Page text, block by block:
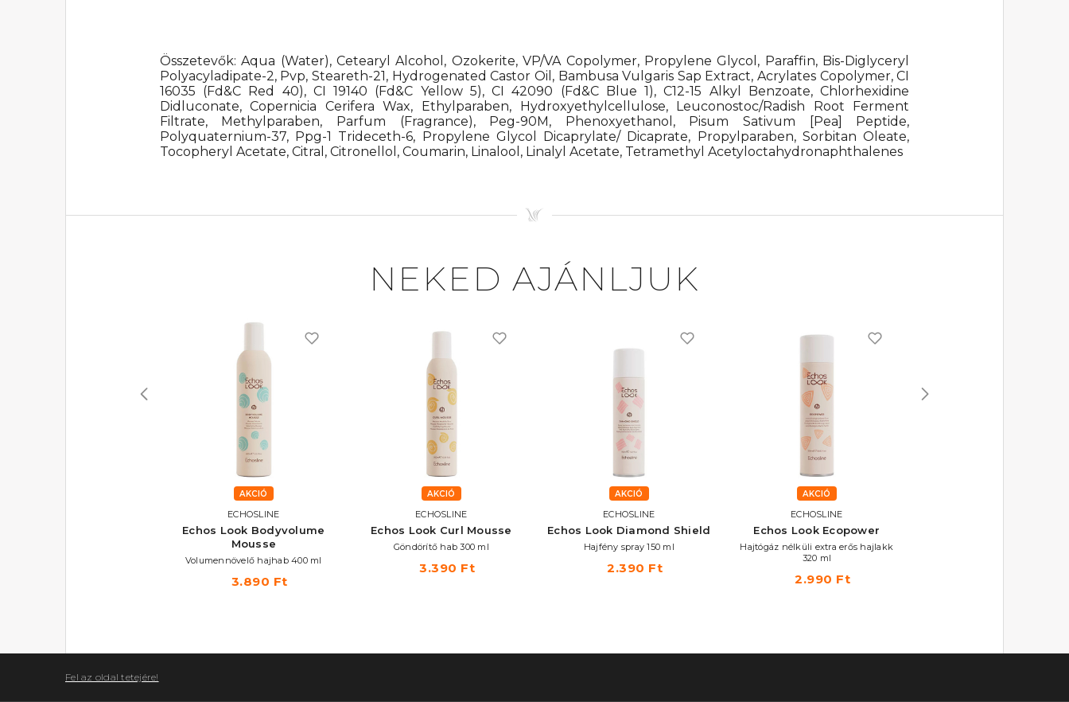
Összetevők: Aqua (Water), Cetearyl Alcohol, Ozokerite, VP/VA Copolymer, Propylene Glycol, Paraffin, Bis-Diglyceryl
Polyacyladipate-2, Pvp, Steareth-21, Hydrogenated Castor Oil, Bambusa Vulgaris Sap Extract, Acrylates Copolymer, CI
16035 (Fd&C Red 40), CI 19140 (Fd&C Yellow 5), CI 42090 (Fd&C Blue 1), C12-15 Alkyl Benzoate, Chlorhexidine
Didluconate, Copernicia Cerifera Wax, Ethylparaben, Hydroxyethylcellulose, Leuconostoc/Radish Root Ferment
Filtrate, Methylparaben, Parfum (Fragrance), Peg-90M, Phenoxyethanol, Pisum Sativum [Pea] Peptide,
Polyquaternium-37, Ppg-1 Trideceth-6, Propylene Glycol Dicaprylate/ Dicaprate, Propylparaben, Sorbitan Oleate,
Tocopheryl Acetate, Citral, Citronellol, Coumarin, Linalool, Linalyl Acetate, Tetramethyl Acetyloctahydronaphthalenes
NEKED AJÁNLJUK
AKCIÓ
ECHOSLINE
Echos Look Bodyvolume
Mousse
Volumennövelő hajhab 400 ml
3.890 Ft
AKCIÓ
ECHOSLINE
Echos Look Curl Mousse
Göndörítő hab 300 ml
3.390 Ft
AKCIÓ
ECHOSLINE
Echos Look Diamond Shield
Hajfény spray 150 ml
2.390 Ft
AKCIÓ
ECHOSLINE
Echos Look Ecopower
Hajtógáz nélküli extra erős hajlakk
320 ml
2.990 Ft
Fel az oldal tetejére!